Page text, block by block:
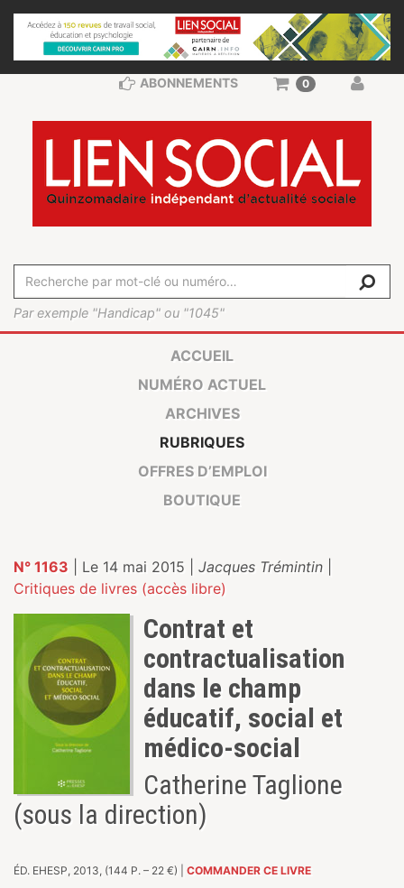
Par exemple "Handicap" ou "1045"
ABONNEMENTS 0
ACCUEIL
NUMÉRO ACTUEL
ARCHIVES
RUBRIQUES
OFFRES D’EMPLOI
BOUTIQUE
N° 1163 | Le 14 mai 2015 | Jacques Trémintin
Critiques de livres (accès libre)
Contrat et
contractualisation
dans le champ
éducatif, social et
médico-social
Catherine Taglione
(sous la direction)
ÉD. EHESP, 2013, (144 P. – 22 €) | COMMANDER CE LIVRE